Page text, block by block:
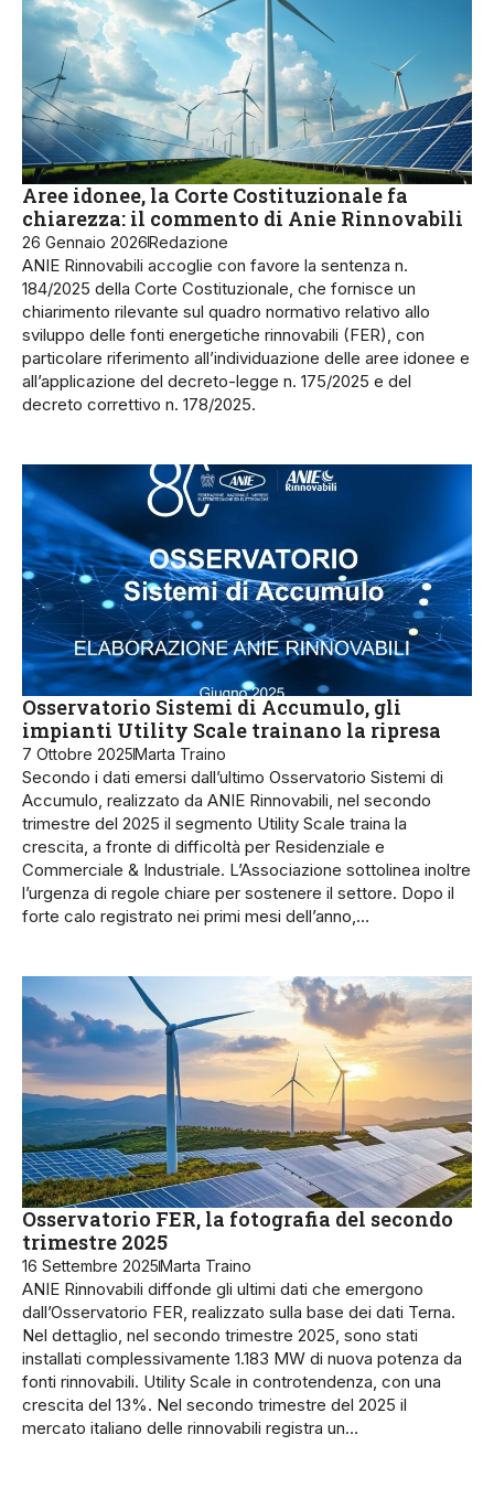
Aree idonee, la Corte Costituzionale fa
chiarezza: il commento di Anie Rinnovabili
26 Gennaio 2026Redazione
ANIE Rinnovabili accoglie con favore la sentenza n.
184/2025 della Corte Costituzionale, che fornisce un
chiarimento rilevante sul quadro normativo relativo allo
sviluppo delle fonti energetiche rinnovabili (FER), con
particolare riferimento all’individuazione delle aree idonee e
all’applicazione del decreto-legge n. 175/2025 e del
decreto correttivo n. 178/2025.
Osservatorio Sistemi di Accumulo, gli
impianti Utility Scale trainano la ripresa
7 Ottobre 2025Marta Traino
Secondo i dati emersi dall’ultimo Osservatorio Sistemi di
Accumulo, realizzato da ANIE Rinnovabili, nel secondo
trimestre del 2025 il segmento Utility Scale traina la
crescita, a fronte di difficoltà per Residenziale e
Commerciale & Industriale. L’Associazione sottolinea inoltre
l’urgenza di regole chiare per sostenere il settore. Dopo il
forte calo registrato nei primi mesi dell’anno,…
Osservatorio FER, la fotografia del secondo
trimestre 2025
16 Settembre 2025Marta Traino
ANIE Rinnovabili diffonde gli ultimi dati che emergono
dall’Osservatorio FER, realizzato sulla base dei dati Terna.
Nel dettaglio, nel secondo trimestre 2025, sono stati
installati complessivamente 1.183 MW di nuova potenza da
fonti rinnovabili. Utility Scale in controtendenza, con una
crescita del 13%. Nel secondo trimestre del 2025 il
mercato italiano delle rinnovabili registra un…